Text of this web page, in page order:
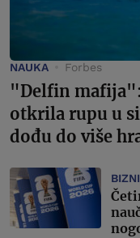
NAUKA Forbes
"Delfin mafija":
otkrila rupu u
dođu do više